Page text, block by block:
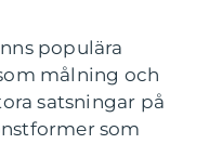
populära
målning och
satsningar på
som